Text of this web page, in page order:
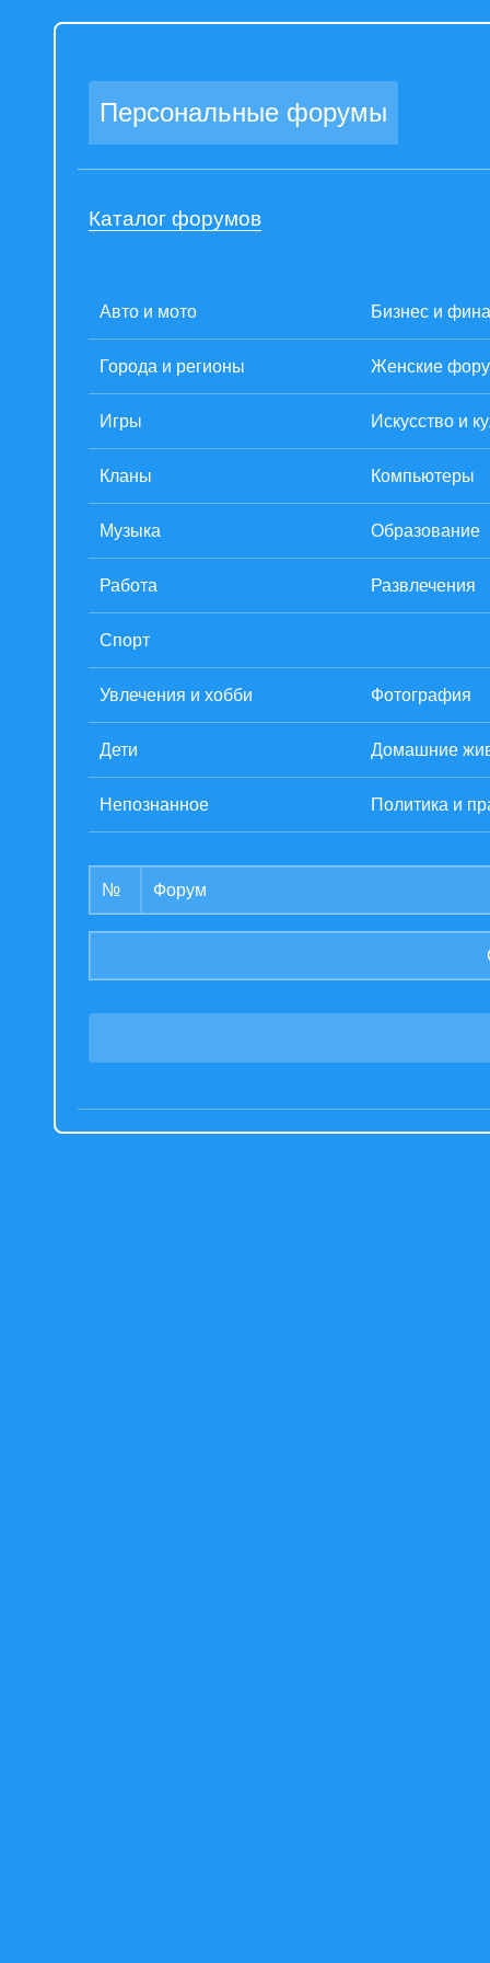
Персональные форумы
Каталог форумов
Авто и мото Бизнес и
Города и регионы Женские
Игры Искусство и
Кланы Компьютеры
Музыка Образование
Работа Развлечения
Спорт
Увлечения и хобби Фотография
Дети Домашние
Непознанное Политика и
№ Форум